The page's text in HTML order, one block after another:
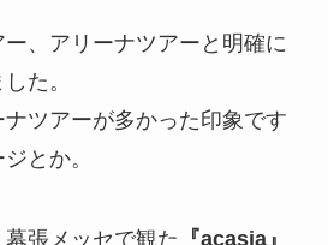
、アリーナツアーと明確に
た。
ツアーが多かった印象です
とか。
張メッセで観た 『acasia』